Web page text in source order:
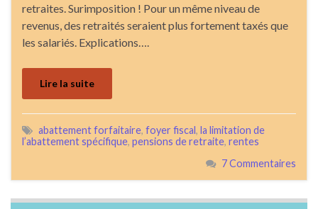
retraites. Surimposition ! Pour un même niveau de
revenus, des retraités seraient plus fortement taxés que
les salariés. Explications….
Lire la suite
abattement forfaitaire, foyer fiscal, la limitation de
l’abattement spécifique, pensions de retraite, rentes
7 Commentaires